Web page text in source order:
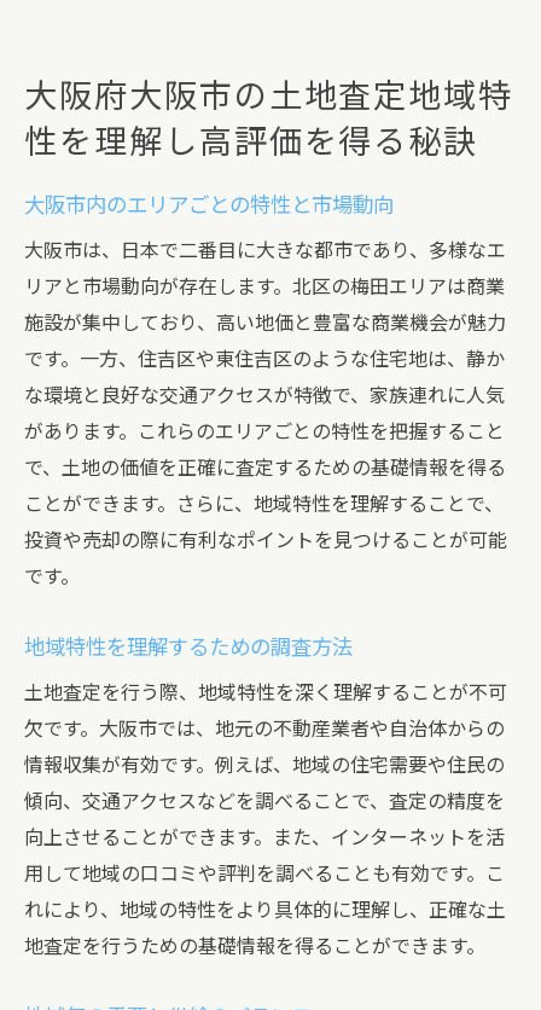
大阪府大阪市の土地査定地域特
性を理解し高評価を得る秘訣
大阪市内のエリアごとの特性と市場動向
大阪市は、日本で二番目に大きな都市であり、多様なエ
リアと市場動向が存在します。北区の梅田エリアは商業
施設が集中しており、高い地価と豊富な商業機会が魅力
です。一方、住吉区や東住吉区のような住宅地は、静か
な環境と良好な交通アクセスが特徴で、家族連れに人気
があります。これらのエリアごとの特性を把握すること
で、土地の価値を正確に査定するための基礎情報を得る
ことができます。さらに、地域特性を理解することで、
投資や売却の際に有利なポイントを見つけることが可能
です。
地域特性を理解するための調査方法
土地査定を行う際、地域特性を深く理解することが不可
欠です。大阪市では、地元の不動産業者や自治体からの
情報収集が有効です。例えば、地域の住宅需要や住民の
傾向、交通アクセスなどを調べることで、査定の精度を
向上させることができます。また、インターネットを活
用して地域の口コミや評判を調べることも有効です。こ
れにより、地域の特性をより具体的に理解し、正確な土
地査定を行うための基礎情報を得ることができます。